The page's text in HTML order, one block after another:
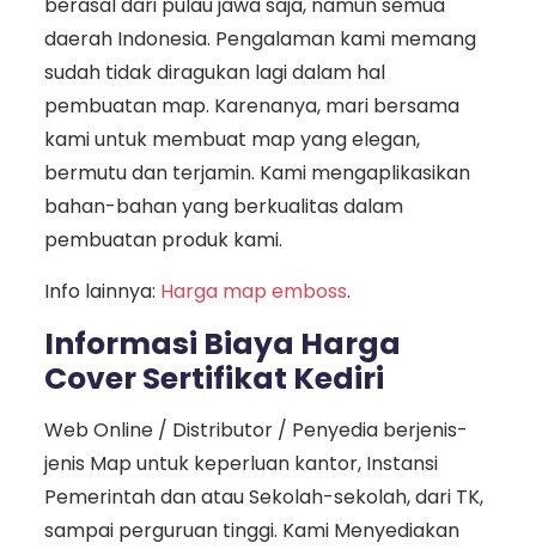
daerah Indonesia. Pengalaman kami memang
sudah tidak diragukan lagi dalam hal
pembuatan map. Karenanya, mari bersama
kami untuk membuat map yang elegan,
bermutu dan terjamin. Kami mengaplikasikan
bahan-bahan yang berkualitas dalam
pembuatan produk kami.
Info lainnya: Harga map emboss.
Informasi Biaya Harga
Cover Sertifikat Kediri
Web Online / Distributor / Penyedia berjenis-
jenis Map untuk keperluan kantor, Instansi
Pemerintah dan atau Sekolah-sekolah, dari TK,
sampai perguruan tinggi. Kami Menyediakan